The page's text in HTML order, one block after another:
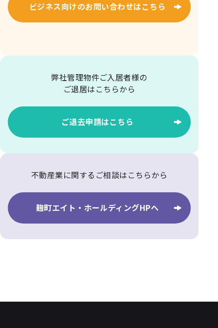
ビジネス向けのお問い合わせはこちら
弊社管理物件ご入居者様の
ご退居はこちらから
ご退去申請はこちら
不動産業に関するご相談はこちらから
麹町エイト・ホールディングHPへ